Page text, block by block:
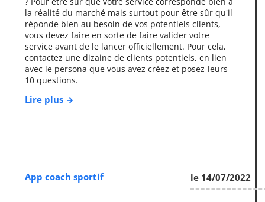
la réalité du marché mais surtout pour être sûr qu'il
réponde bien au besoin de vos potentiels clients,
vous devez faire en sorte de faire valider votre
service avant de le lancer officiellement. Pour cela,
contactez une dizaine de clients potentiels, en lien
avec le persona que vous avez créez et posez-leurs
10 questions.
Lire plus
App coach sportif le 14/07/2022